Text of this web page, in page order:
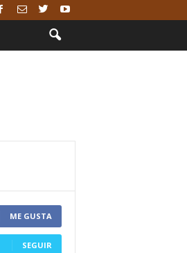
ME GUSTA
SEGUIR